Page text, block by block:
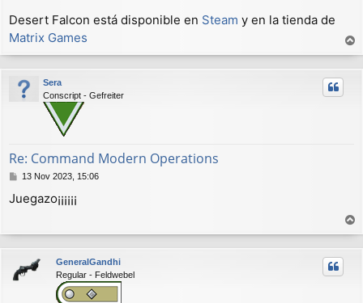
Desert Falcon está disponible en Steam y en la tienda de
Matrix Games
r
r
Sera
Conscript - Gefreiter
Re: Command Modern Operations
M
n
13 Nov 2023, 15:06
Juegazo¡¡¡¡¡¡
r
r
GeneralGandhi
Regular - Feldwebel